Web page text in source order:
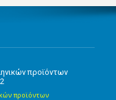
προϊόντων
προϊόντων